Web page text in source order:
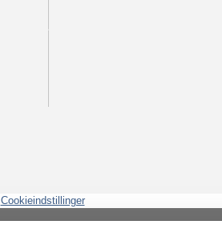
Cookieindstillinger